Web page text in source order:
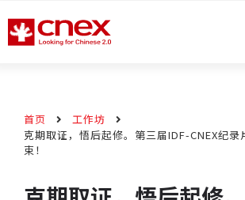
首页
工作坊
克期取证，悟后起修。第三届IDF-CNEX纪录
束！